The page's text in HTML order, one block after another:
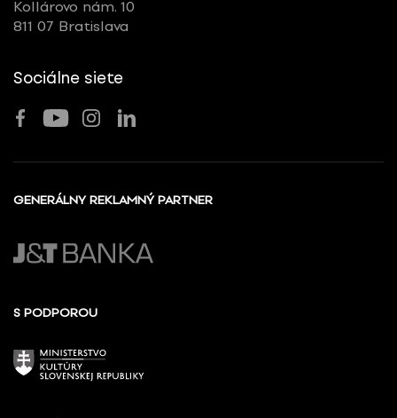
Kollárovo nám. 10
811 07 Bratislava
Sociálne siete
GENERÁLNY REKLAMNÝ PARTNER
S PODPOROU